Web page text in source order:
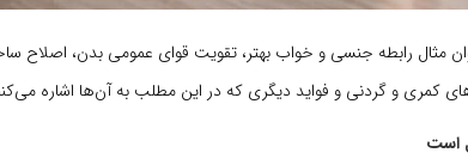
مثال رابطه جنسی و خواب بهتر، تقویت قوای عمومی بدن، اصلاح
کمری و گردنی و فواید دیگری که در این مطلب به آن‌ها اشاره
است